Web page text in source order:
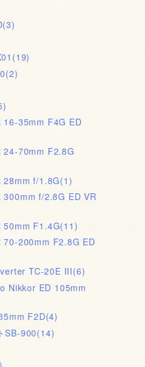
(3)
(19)
(2)
16-35mm F4G ED
24-70mm F2.8G
28mm f/1.8G(1)
300mm f/2.8G ED VR
50mm F1.4G(11)
70-200mm F2.8G ED
TC-20E III(6)
Nikkor ED 105mm
F2D(4)
SB-900(14)